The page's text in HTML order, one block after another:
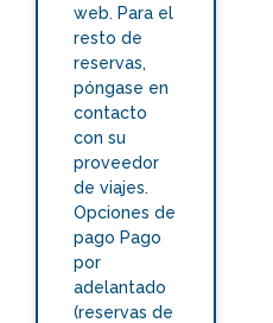
web. Para el
resto de
reservas,
póngase en
contacto
con su
proveedor
de viajes.
Opciones de
pago Pago
por
adelantado
(reservas de